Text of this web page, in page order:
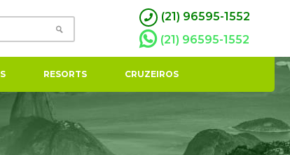
(21) 96595-1552
(21) 96595-1552
RESORTS CRUZEIROS